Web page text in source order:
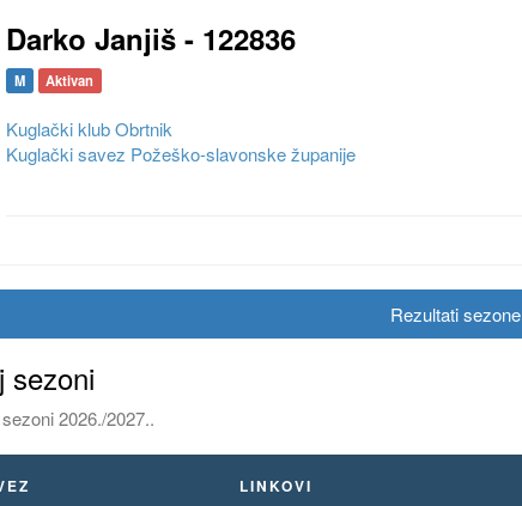
Darko Janjiš - 122836
M Aktivan
Kuglački klub Obrtnik
Kuglački savez Požeško-slavonske županije
Rezultati sezone
sezoni
2026./2027..
LINKOVI